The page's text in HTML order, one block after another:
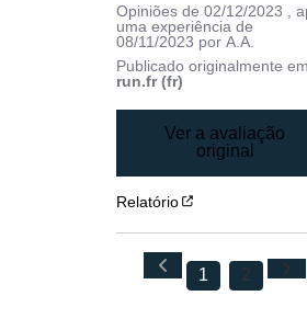
Opiniões de02/12/2023
,
uma experiência de
08/11/2023 porA.A.
Publicado originalmente
run.fr (fr)
Ver a avaliação
original
Relatório
1 2